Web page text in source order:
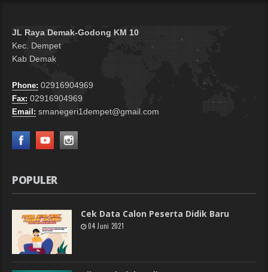
JL Raya Demak-Godong KM 10
Kec. Dempet
Kab Demak
Phone: 02916904969
Fax: 02916904969
Email: smanegeri1dempet@gmail.com
POPULER
Cek Data Calon Peserta Didik Baru
04 Juni 2021